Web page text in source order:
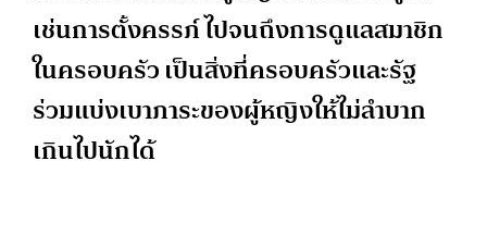
เช่นการตั้งครรภ์ ไปจนถึงการดูแลสมาชิก
ในครอบครัว เป็นสิ่งที่ครอบครัวและรัฐ
ร่วมแบ่งเบาภาระของผู้หญิงให้ไม่ลำบาก
เกินไปนักได้